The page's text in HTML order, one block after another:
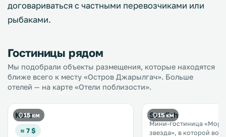
договариваться с частными перевозчиками или
рыбаками.
Гостиницы рядом
Мы подобрали объекты размещения, которые находятся
ближе всего к месту «Остров Джарылгач». Больше
отелей — на карте «Отели поблизости».
15 км
Kare
≈ 7 $
15 км
Starfish
Мини-гостиница
звезда», в которой